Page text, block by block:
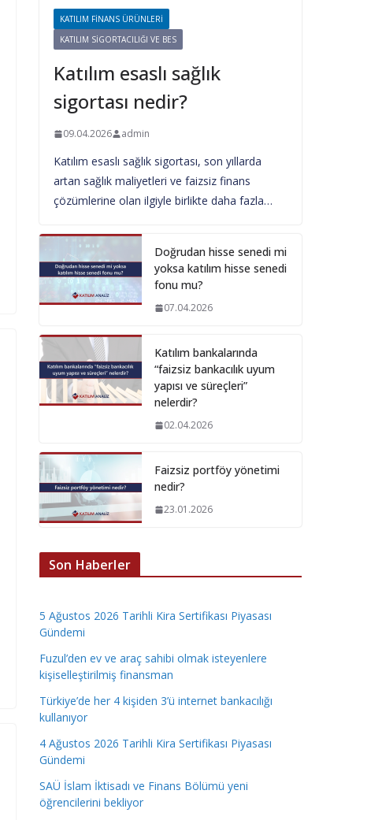
KATILIM FINANS ÜRÜNLERI
KATILIM SIGORTACILIĞI VE BES
Katılım esaslı sağlık
sigortası nedir?
09.04.2026 admin
Katılım esaslı sağlık sigortası, son yıllarda
artan sağlık maliyetleri ve faizsiz finans
çözümlerine olan ilgiyle birlikte daha fazla…
Doğrudan hisse senedi mi
yoksa katılım hisse senedi
fonu mu?
07.04.2026
Katılım bankalarında
“faizsiz bankacılık uyum
yapısı ve süreçleri”
nelerdir?
02.04.2026
Faizsiz portföy yönetimi
nedir?
23.01.2026
Son Haberler
5 Ağustos 2026 Tarihli Kira Sertifikası Piyasası
Gündemi
Fuzul’den ev ve araç sahibi olmak isteyenlere
kişiselleştirilmiş finansman
Türkiye’de her 4 kişiden 3’ü internet bankacılığı
kullanıyor
4 Ağustos 2026 Tarihli Kira Sertifikası Piyasası
Gündemi
SAÜ İslam İktisadı ve Finans Bölümü yeni
öğrencilerini bekliyor